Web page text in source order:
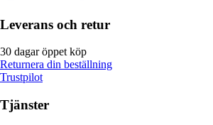
Leverans och retur
30 dagar öppet köp
Returnera din beställning
Trustpilot
Tjänster